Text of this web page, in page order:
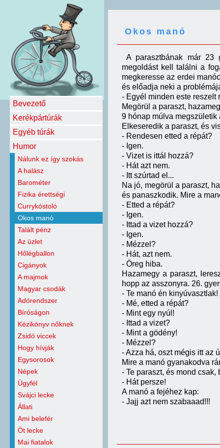
Bevezető
Kerékpártúrák
Egyéb túrák
Humor
Nálunk ez így szokás
A halász
Barométer
Fizika érettségi
Currykóstoló
Okos manó
Talált pénz
Az üzlet
Hőlégballon
Cigányok
A majmok
Magyar csodák
Adórendszer
Bíróságon
Kézikönyv nőknek
Zsidó viccek
Hogy hívják
Egysorosok
Népek
Ügyfél
Svájci lecke
Állati
Ami belefér
Öt lecke
Mai fiatalok
Okos manó
A parasztbának már 23
megoldást kell találni a
megkeresse az erdei
és előadja neki a
- Egyél minden este reszelt
Megörül a paraszt,
9 hónap múlva megszületik
Elkeseredik a paraszt, és
- Rendesen etted a répát?
- Igen.
- Vizet is ittál hozzá?
- Hát azt nem.
- Itt szúrtad el...
Na jó, megörül a paraszt,
és panaszkodik. Mire a
- Etted a répát?
- Igen.
- Ittad a vizet hozzá?
- Igen.
- Mézzel?
- Hát, azt nem.
- Öreg hiba.
Hazamegy a paraszt,
hopp az asszonyra. 26.
- Te manó én kinyúvasztlak!
- Mé, etted a répát?
- Mint egy nyúl!
- Ittad a vizet?
- Mint a gödény!
- Mézzel?
- Azza há, oszt mégis itt az
Mire a manó gyanakodva
- Te paraszt, és mond
- Hát persze!
A manó a fejéhez kap:
- Jajj azt nem szabaaad!!!